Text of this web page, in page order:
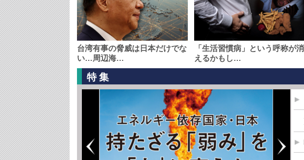
台湾有事の脅威は日本だけでな
い…周辺海…
「生活習慣病」という呼称が消
えるかもし…
特集